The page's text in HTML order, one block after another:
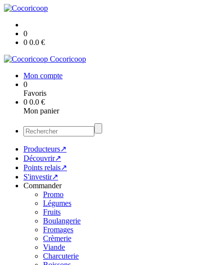
0
0 0.0 €
Cocoricoop
Mon compte
0
Favoris
0 0.0 €
Mon panier
Producteurs↗
Découvrir↗
Points relais↗
S'investir↗
Commander
Promo
Légumes
Fruits
Boulangerie
Fromages
Crèmerie
Viande
Charcuterie